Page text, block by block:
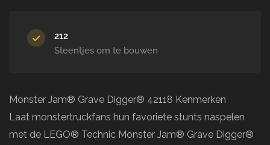
212
Steentjes om te bouwen
Monster Jam® Grave Digger® 42118 Kenmerken
Laat monstertruckfans hun favoriete stunts naspelen
met de LEGO® Technic Monster Jam® Grave Digger®